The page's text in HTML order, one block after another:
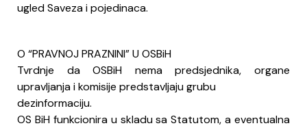
ugled Saveza i pojedinaca.
O “PRAVNOJ PRAZNINI” U OSBiH
Tvrdnje da OSBiH nema predsjednika, organe
upravljanja i komisije predstavljaju grubu
dezinformaciju.
OS BiH funkcionira u skladu sa Statutom, a eventualna